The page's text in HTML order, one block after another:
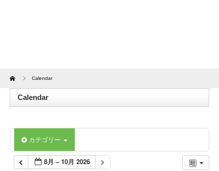
Home Calendar
Calendar
カテゴリー
8月 – 10月 2026